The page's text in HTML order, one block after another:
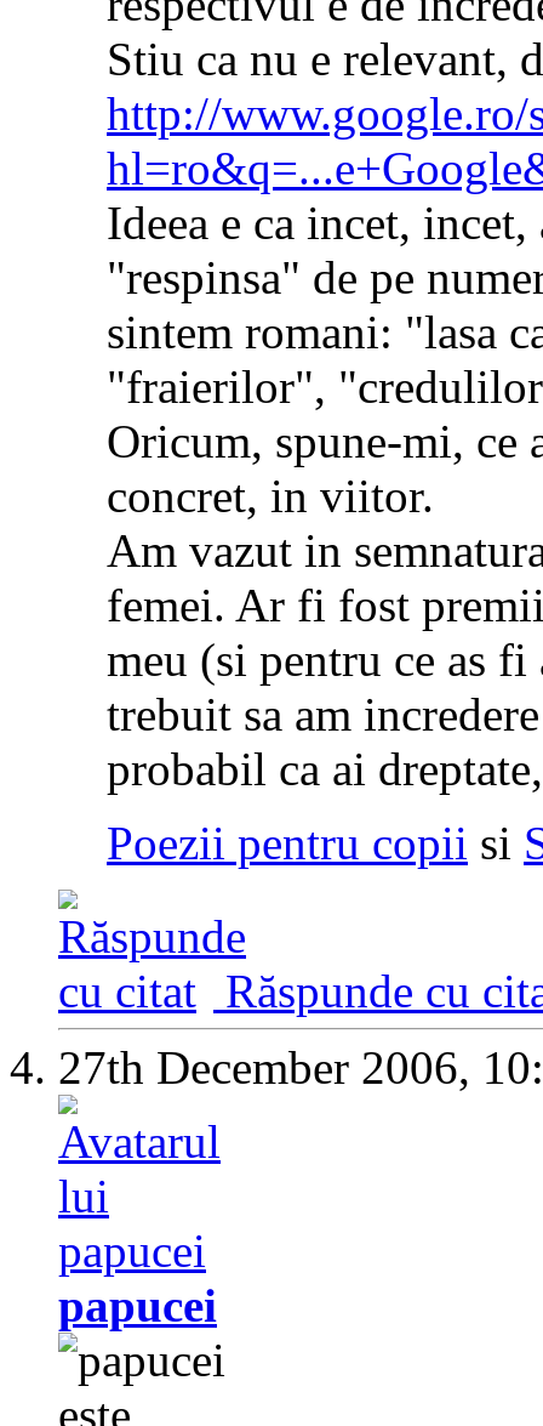
Stiu ca nu e relevant,
http://www.google.ro/
Ideea e ca incet,
"respinsa" de pe
sintem romani: "lasa
"fraierilor",
Oricum, spune-mi, ce
concret, in viitor.
Am vazut in
femei. Ar fi fost
meu (si pentru ce as
trebuit sa am
probabil ca ai
Poezii pentru copii si
Răspunde cu
27th December 2006,
papucei